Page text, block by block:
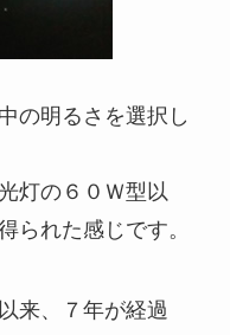
の明るさを選択し
灯の６０Ｗ型以
られた感じです。
来、７年が経過